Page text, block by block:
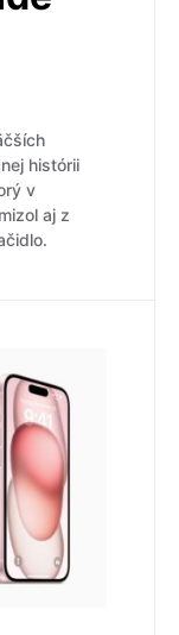
histórii
v
aj z